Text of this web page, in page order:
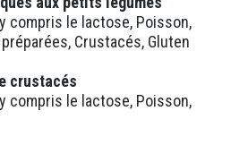
compris le lactose, Poisson,
Crustacés, Gluten
crustacés
compris le lactose, Poisson,